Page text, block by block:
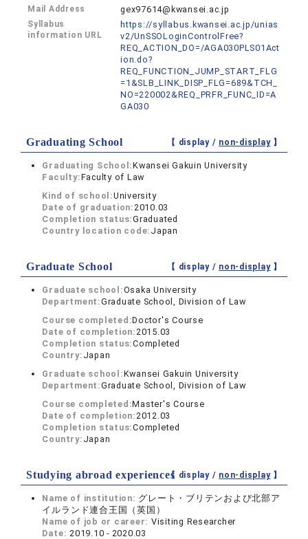
Mail Address gex97614@kwansei.ac.jp
Syllabus
information URL
https://syllabus.kwansei.ac.jp/unias
v2/UnSSOLoginControlFree?
REQ_ACTION_DO=/AGA030PLS01Act
ion.do?
REQ_FUNCTION_JUMP_START_FLG
=1&SLB_LINK_DISP_FLG=689&TCH_
NO=220002&REQ_PRFR_FUNC_ID=A
GA030
Graduating School 【 display / non-display】
Graduating School:Kwansei Gakuin University
Faculty:Faculty of Law
Kind of school:University
Date of graduation: 2010.03
Completion status:Graduated
Country location code: Japan
Graduate School 【 display / non-display】
Graduate school:Osaka University
Department:Graduate School, Division of Law
Course completed:Doctor's Course
Date of completion: 2015.03
Completion status:Completed
Country: Japan
Graduate school:Kwansei Gakuin University
Department:Graduate School, Division of Law
Course completed:Master's Course
Date of completion: 2012.03
Completion status:Completed
Country: Japan
Studying abroad experiences【 display / non-display】
Name of institution: グレート・ブリテンおよび北部ア
イルランド連合王国（英国）
Name of job or career: Visiting Researcher
Date: 2019.10 - 2020.03